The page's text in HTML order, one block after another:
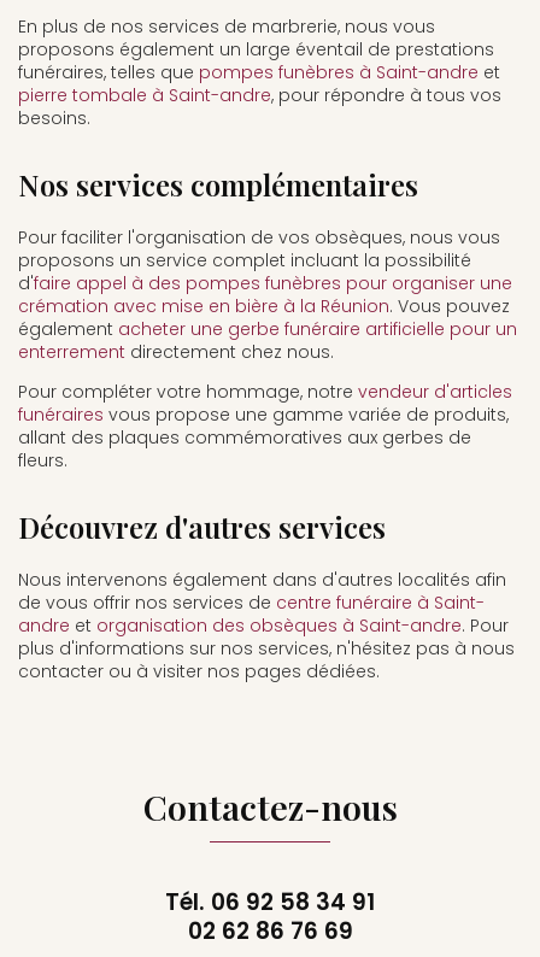
En plus de nos services de marbrerie, nous vous
proposons également un large éventail de prestations
funéraires, telles que pompes funèbres à Saint-andre et
pierre tombale à Saint-andre, pour répondre à tous vos
besoins.
Nos services complémentaires
Pour faciliter l'organisation de vos obsèques, nous vous
proposons un service complet incluant la possibilité
d'faire appel à des pompes funèbres pour organiser une
crémation avec mise en bière à la Réunion. Vous pouvez
également acheter une gerbe funéraire artificielle pour un
enterrement directement chez nous.
Pour compléter votre hommage, notre vendeur d'articles
funéraires vous propose une gamme variée de produits,
allant des plaques commémoratives aux gerbes de
fleurs.
Découvrez d'autres services
Nous intervenons également dans d'autres localités afin
de vous offrir nos services de centre funéraire à Saint-
andre et organisation des obsèques à Saint-andre. Pour
plus d'informations sur nos services, n'hésitez pas à nous
contacter ou à visiter nos pages dédiées.
Contactez-nous
Tél. 06 92 58 34 91
02 62 86 76 69